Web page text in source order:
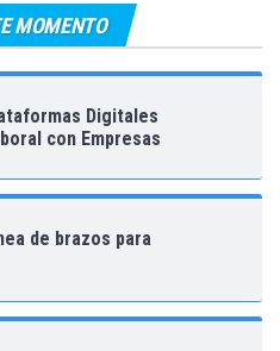
MOMENTO
Digitales
con Empresas
de brazos para